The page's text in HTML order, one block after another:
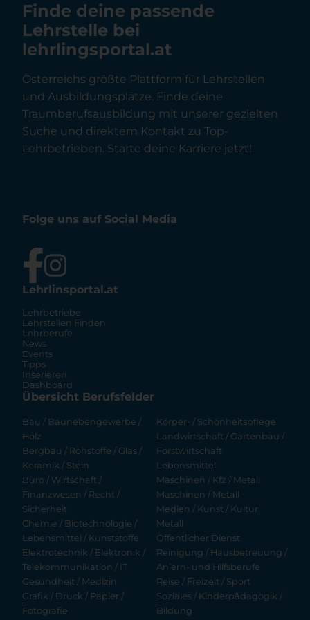
Finde deine passende
Lehrstelle bei
lehrlingsportal.at
Österreichs größte Plattform für Lehrstellen
und Ausbildungsplätze. Finde deine
Traumberufsausbildung mit unserer gezielten
Suche und direktem Kontakt zu Top-
Lehrbetrieben. Starte deine Karriere jetzt!
Folge uns auf Social Media
Lehrlinsportal.at
Lehrbetriebe
Lehrstellen Finden
Lehrberufe
News
Events
Tipps
Inserieren
Dashboard
Übersicht Berufsfelder
Bau / Baunebengewerbe /
Holz
Bergbau / Rohstoffe / Glas /
Keramik / Stein
Büro / Wirtschaft /
Finanzwesen / Recht /
Sicherheit
Chemie / Biotechnologie /
Lebensmittel / Kunststoffe
Elektrotechnik / Elektronik /
Telekommunikation / IT
Gesundheit / Medizin
Grafik / Druck / Papier /
Fotografie
Körper- / Schönheitspflege
Landwirtschaft / Gartenbau /
Forstwirtschaft
Lebensmittel
Maschinen / Kfz / Metall
Maschinen / Metall
Medien / Kunst / Kultur
Metall
Öffentlicher Dienst
Reinigung / Hausbetreuung /
Anlern- und Hilfsberufe
Reise / Freizeit / Sport
Soziales / Kinderpädagogik /
Bildung